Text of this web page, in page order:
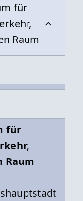
für
Raum
für
Raum